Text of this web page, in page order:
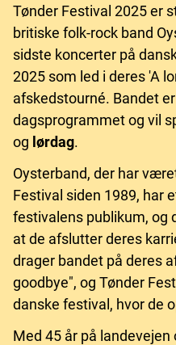
Tønder Festival 2025 er
britiske folk-rock band
sidste koncerter på
2025 som led i deres 'A
afskedstourné. Bandet
dagsprogrammet og vil
og lørdag.
Oysterband, der har
Festival siden 1989, har
festivalens publikum, og
at de afslutter deres
drager bandet på deres
goodbye", og Tønder
danske festival, hvor de
Med 45 år på